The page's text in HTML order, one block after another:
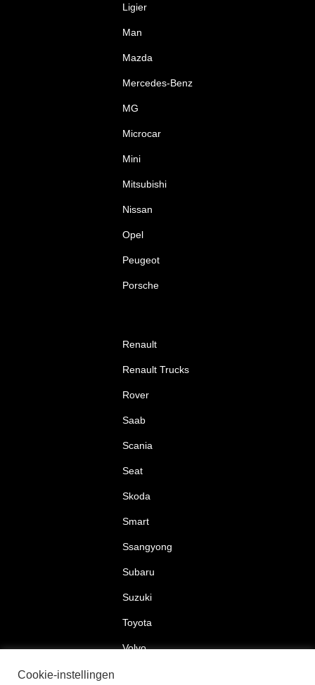
Ligier
Man
Mazda
Mercedes-Benz
MG
Microcar
Mini
Mitsubishi
Nissan
Opel
Peugeot
Porsche
Renault
Renault Trucks
Rover
Saab
Scania
Seat
Skoda
Smart
Ssangyong
Subaru
Suzuki
Toyota
Volvo
Cookie-instellingen